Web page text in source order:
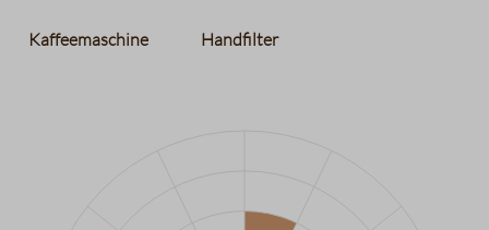
Kaffeemaschine Handfilter